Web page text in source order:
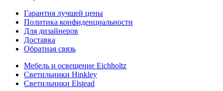
Гарантия лучшей цены
Политика конфиденциальности
Для дизайнеров
Доставка
Обратная связь
Мебель и освещение Eichholtz
Светильники Hinkley
Светильники Elstead